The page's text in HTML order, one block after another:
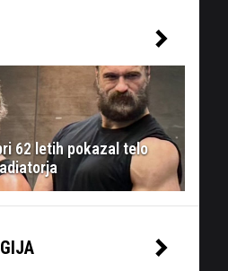
62 letih pokazal telo